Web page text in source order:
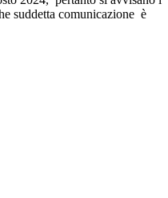
suddetta comunicazione è